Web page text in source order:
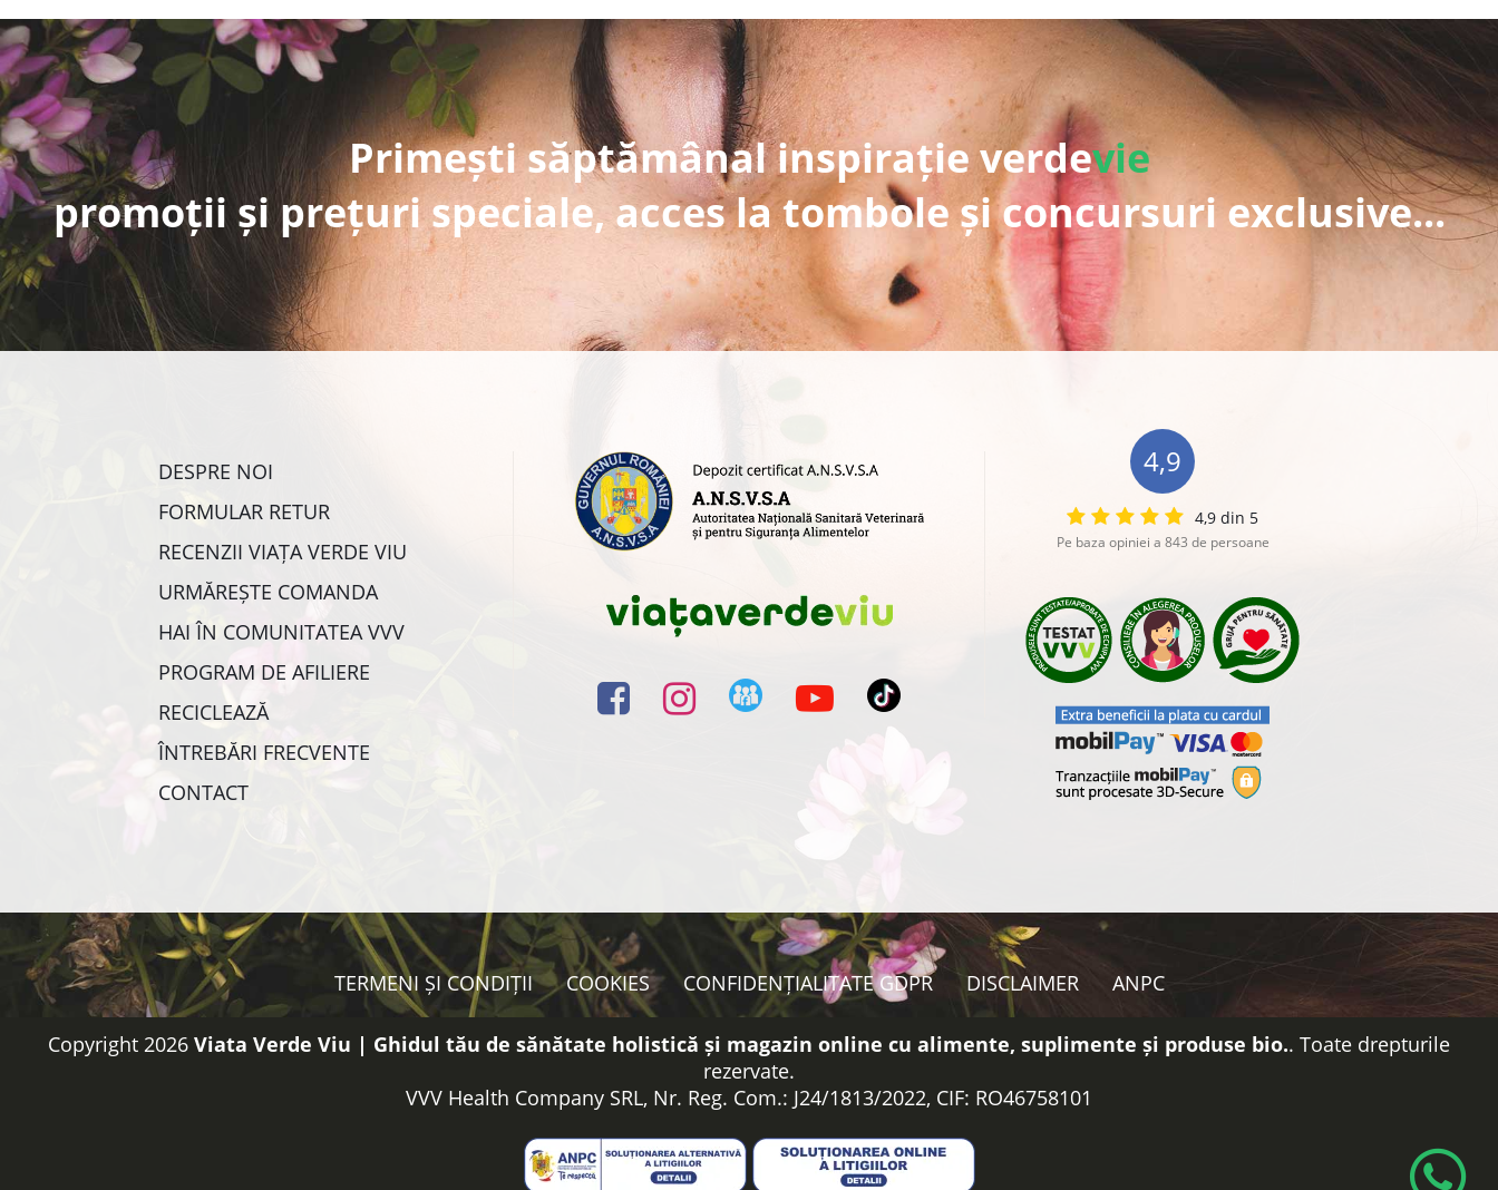
Primești săptămânal inspirație verdevie
promoții și prețuri speciale, acces la tombole și concursuri exclusive...
DESPRE NOI
FORMULAR RETUR
RECENZII VIAȚA VERDE VIU
URMĂREȘTE COMANDA
HAI ÎN COMUNITATEA VVV
PROGRAM DE AFILIERE
RECICLEAZĂ
ÎNTREBĂRI FRECVENTE
CONTACT
4,9
4,9 din 5
Pe baza opiniei a 843 de persoane
TERMENI ȘI CONDIȚII COOKIES CONFIDENȚIALITATE GDPR DISCLAIMER ANPC
Copyright 2026 Viata Verde Viu | Ghidul tău de sănătate holistică și magazin online cu alimente, suplimente și produse bio.. Toate drepturile
rezervate.
VVV Health Company SRL, Nr. Reg. Com.: J24/1813/2022, CIF: RO46758101